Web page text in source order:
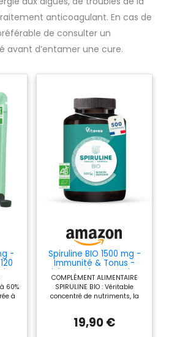
refermable. Cultivées en
bassins fermés avec une eau
pure, elle sont mélangées et
compactées à froid juste
est garantie sans excipient, ni
certifiée agriculture
biologique, HACCP + et Afnor.
et nous sommes contre les produits
Vérifiez bien nos prix. Nous y
arrivons !anticoagulant. En cas de
de consulter un
avant d’entamer une cure.
-
60%
à
de
Spiruline BIO 1500 mg -
Immunité & Tonus -
Riche en Phycocyanine,
Fer
COMPLÉMENT ALIMENTAIRE
SPIRULINE BIO : Véritable
concentré de nutriments, la
santé. Source de protéines
19,90 €